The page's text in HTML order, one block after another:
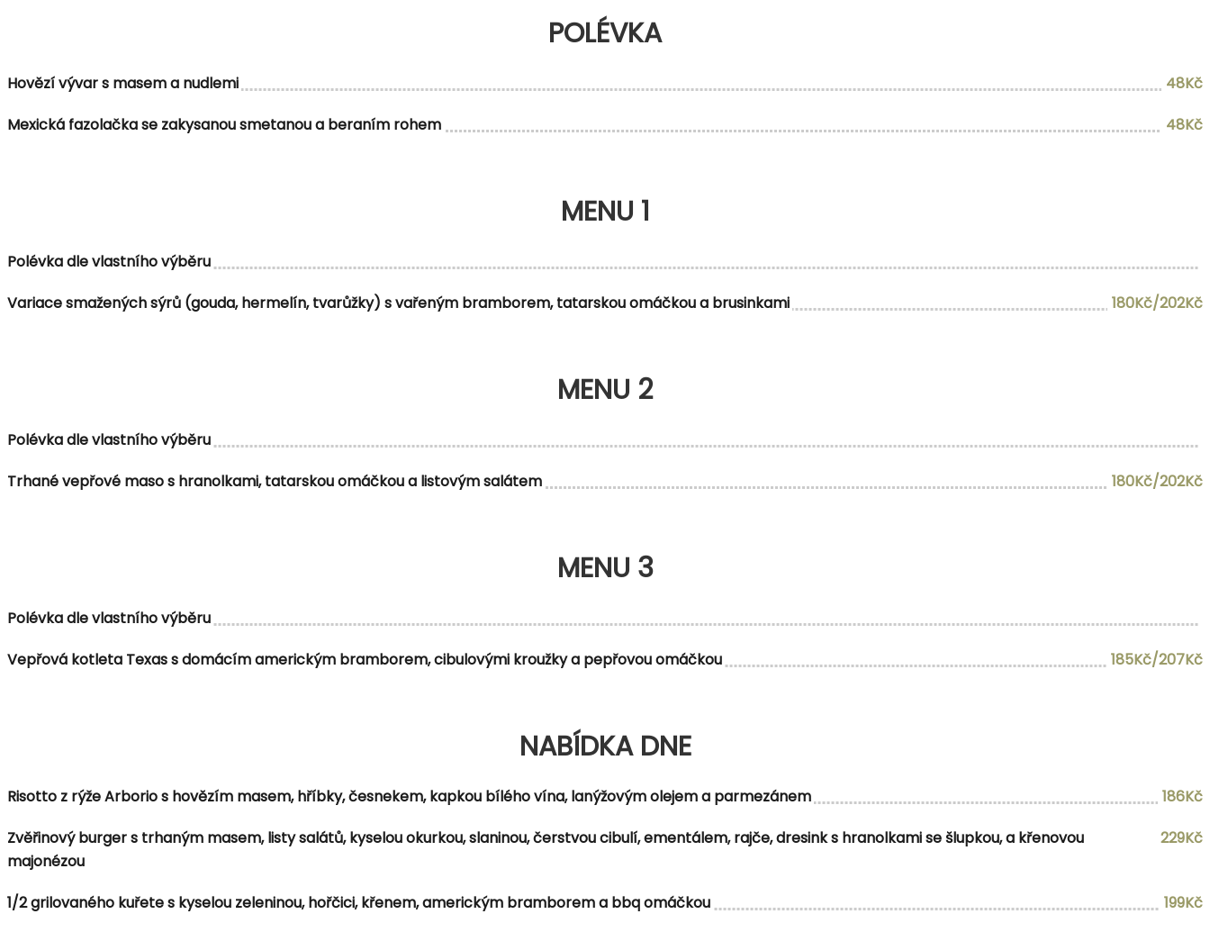
POLÉVKA
Hovězí vývar s masem a nudlemi
48Kč
Mexická fazolačka se zakysanou smetanou a beraním rohem
48Kč
MENU 1
Polévka dle vlastního výběru
Variace smažených sýrů (gouda, hermelín, tvarůžky) s vařeným bramborem, tatarskou omáčkou a brusinkami
180Kč/202Kč
MENU 2
Polévka dle vlastního výběru
Trhané vepřové maso s hranolkami, tatarskou omáčkou a listovým salátem
180Kč/202Kč
MENU 3
Polévka dle vlastního výběru
Vepřová kotleta Texas s domácím americkým bramborem, cibulovými kroužky a pepřovou omáčkou
185Kč/207Kč
NABÍDKA DNE
Risotto z rýže Arborio s hovězím masem, hříbky, česnekem, kapkou bílého vína, lanýžovým olejem a parmezánem
186Kč
Zvěřinový burger s trhaným masem, listy salátů, kyselou okurkou, slaninou, čerstvou cibulí, ementálem, rajče, dresink s hranolkami se šlupkou, a křenovou
majonézou
229Kč
1/2 grilovaného kuřete s kyselou zeleninou, hořčici, křenem, americkým bramborem a bbq omáčkou
199Kč